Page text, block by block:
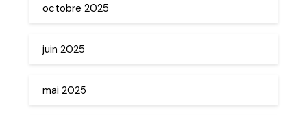
octobre 2025
juin 2025
mai 2025